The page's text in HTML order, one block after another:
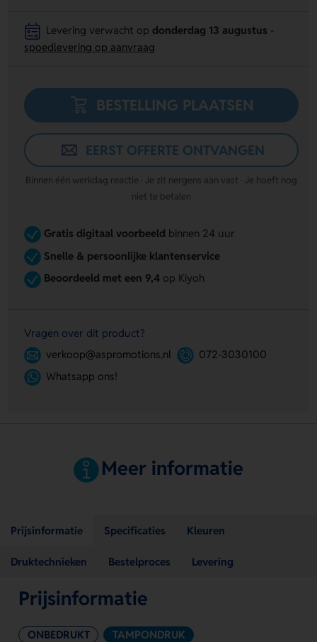
Levering verwacht op donderdag 13 augustus
spoedlevering op aanvraag
BESTELLING PLAATSEN
EERST OFFERTE ONTVANGEN
Binnen één werkdag reactie · Je zit nergens aan vast · Je hoeft nog
niet te betalen
Gratis digitaal voorbeeld binnen 24 uur
Snelle & persoonlijke klantenservice
Beoordeeld met een 9,4op Kiyoh
Vragen over dit product?
verkoop@aspromotions.nl
072-3030100
Whatsapp ons!
Meer informatie
Prijsinformatie Specificaties Kleuren
Druktechnieken Bestelproces Levering
Prijsinformatie
ONBEDRUKT TAMPONDRUK